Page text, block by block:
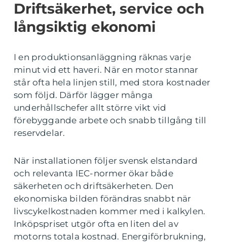
Driftsäkerhet, service och
långsiktig ekonomi
I en produktionsanläggning räknas varje
minut vid ett haveri. När en motor stannar
står ofta hela linjen still, med stora kostnader
som följd. Därför lägger många
underhållschefer allt större vikt vid
förebyggande arbete och snabb tillgång till
reservdelar.
När installationen följer svensk elstandard
och relevanta IEC-normer ökar både
säkerheten och driftsäkerheten. Den
ekonomiska bilden förändras snabbt när
livscykelkostnaden kommer med i kalkylen.
Inköpspriset utgör ofta en liten del av
motorns totala kostnad. Energiförbrukning,